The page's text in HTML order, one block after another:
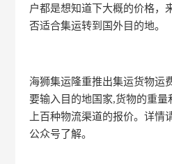
户都是想知道下大概的价格，
否适合集运转到国外目的地。
海狮集运隆重推出集运货物运
要输入目的地国家,货物的重量
上百种物流渠道的报价。详情
公众号了解。